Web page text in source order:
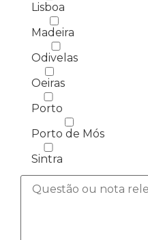
Lisboa
Madeira
Odivelas
Oeiras
Porto
Porto de Mós
Sintra